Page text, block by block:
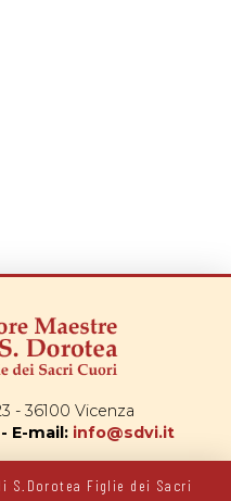
- 36100 Vicenza
E-mail: info@sdvi.it
S.Dorotea Figlie dei Sacri